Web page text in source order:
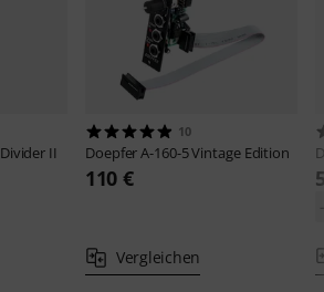
II
10
DoepferA-160-5 Vintage Edition
110 €
Vergleichen